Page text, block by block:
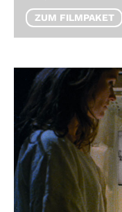
ZUM FILMPAKET